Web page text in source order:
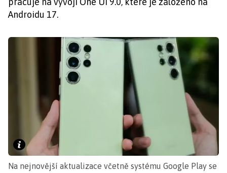
Androidu 17.
Na nejnovější aktualizace včetně systému Google Play se